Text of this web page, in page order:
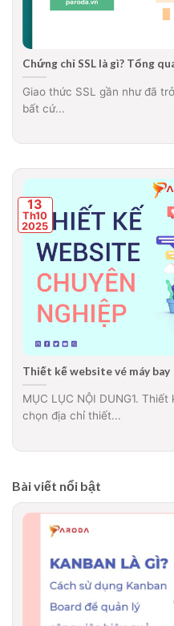
Chứng chỉ SSL là gì? Tổng
Giao thức SSL gần như đã
bất cứ...
Thiết kế website vé máy bay
MỤC LỤC NỘI DUNG1.
chọn địa chỉ thiết...
13
Th10
2025
Bài viết nổi bật